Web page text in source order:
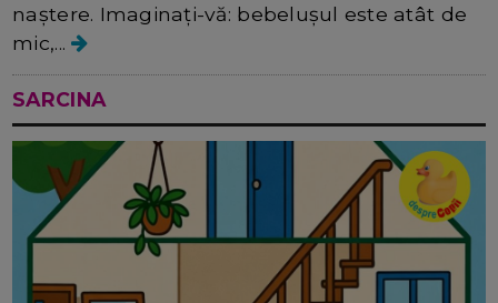
naștere. Imaginați-vă: bebelușul este atât de
mic,...
SARCINA